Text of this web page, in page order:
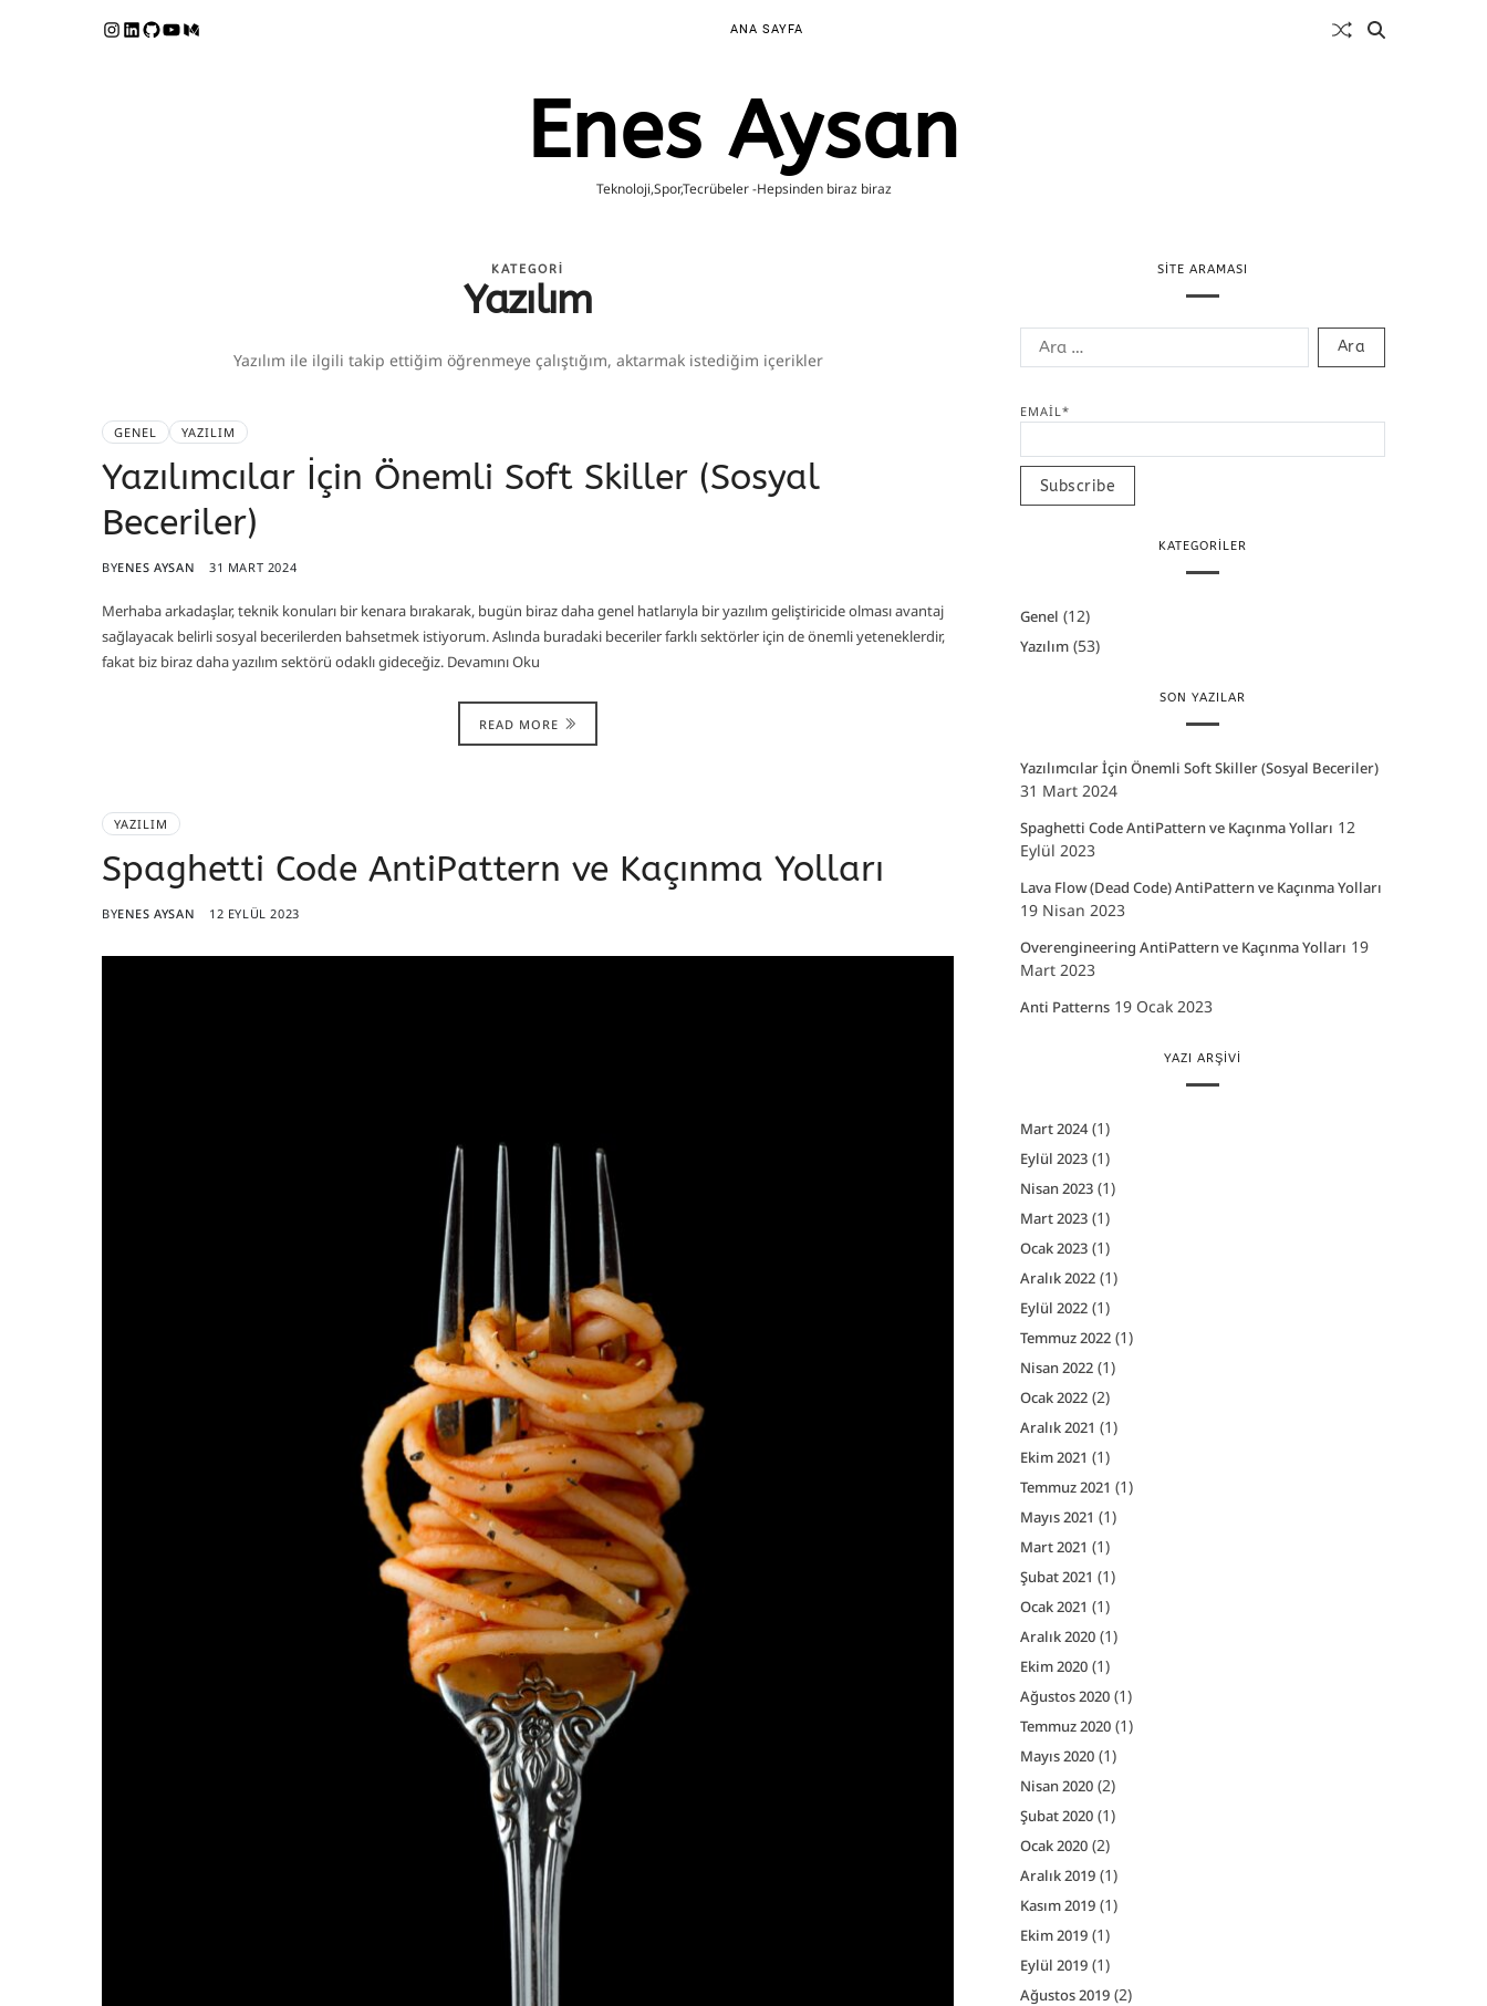
ANA SAYFA
Enes Aysan
Teknoloji,Spor,Tecrübeler -Hepsinden biraz biraz
KATEGORI
Yazılım
Yazılım ile ilgili takip ettiğim öğrenmeye çalıştığım, aktarmak istediğim içerikler
GENEL YAZILIM
Yazılımcılar İçin Önemli Soft Skiller (Sosyal
Beceriler)
BYENES AYSAN 31 MART 2024
Merhaba arkadaşlar, teknik konuları bir kenara bırakarak, bugün biraz daha genel hatlarıyla bir yazılım geliştiricide olması avantaj
sağlayacak belirli sosyal becerilerden bahsetmek istiyorum. Aslında buradaki beceriler farklı sektörler için de önemli yeteneklerdir,
fakat biz biraz daha yazılım sektörü odaklı gideceğiz. Devamını Oku
READ MORE
YAZILIM
Spaghetti Code AntiPattern ve Kaçınma Yolları
BYENES AYSAN 12 EYLÜL 2023
SITE ARAMASI
EMAIL*
KATEGORILER
Genel (12)
Yazılım (53)
SON YAZILAR
Yazılımcılar İçin Önemli Soft Skiller (Sosyal Beceriler)
31 Mart 2024
Spaghetti Code AntiPattern ve Kaçınma Yolları 12
Eylül 2023
Lava Flow (Dead Code) AntiPattern ve Kaçınma Yolları
19 Nisan 2023
Overengineering AntiPattern ve Kaçınma Yolları 19
Mart 2023
Anti Patterns 19 Ocak 2023
YAZI ARŞIVI
Mart 2024(1)
Eylül 2023 (1)
Nisan 2023 (1)
Mart 2023 (1)
Ocak 2023 (1)
Aralık 2022 (1)
Eylül 2022 (1)
Temmuz 2022 (1)
Nisan 2022 (1)
Ocak 2022 (2)
Aralık 2021 (1)
Ekim 2021 (1)
Temmuz 2021 (1)
Mayıs 2021 (1)
Mart 2021 (1)
Şubat 2021 (1)
Ocak 2021 (1)
Aralık 2020 (1)
Ekim 2020 (1)
Ağustos 2020 (1)
Temmuz 2020 (1)
Mayıs 2020 (1)
Nisan 2020 (2)
Şubat 2020 (1)
Ocak 2020 (2)
Aralık 2019 (1)
Kasım 2019 (1)
Ekim 2019 (1)
Eylül 2019 (1)
Ağustos 2019 (2)